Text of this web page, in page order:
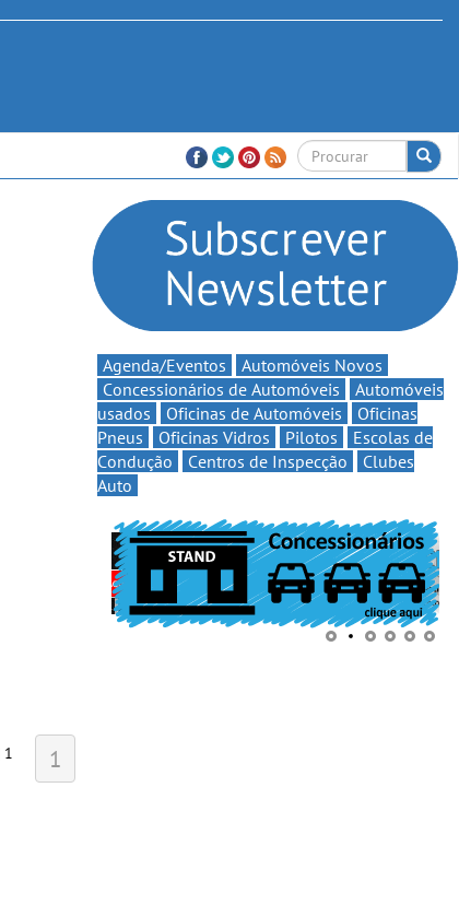
1
1
Agenda/Eventos
Automóveis Novos
Concessionários de Automóveis
Automóveis
usados
Oficinas de Automóveis
Oficinas
Pneus
Oficinas Vidros Pilotos
Escolas de
Condução
Centros de Inspecção
Clubes
Auto